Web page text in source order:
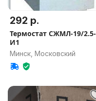
292 р.
Термостат СЖМЛ-19/2.5-
И1
Минск, Московский